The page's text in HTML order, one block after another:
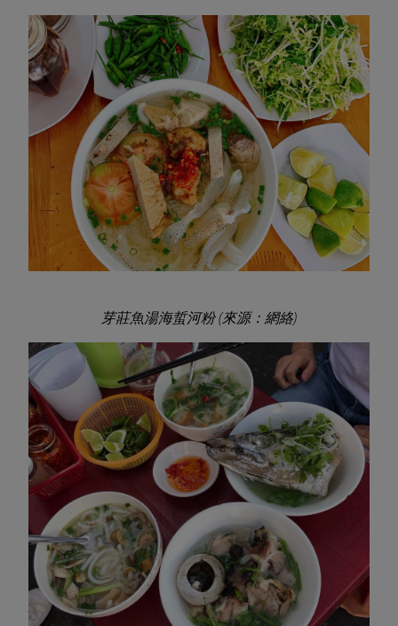
芽莊魚湯海蜇河粉 (來源：網絡)